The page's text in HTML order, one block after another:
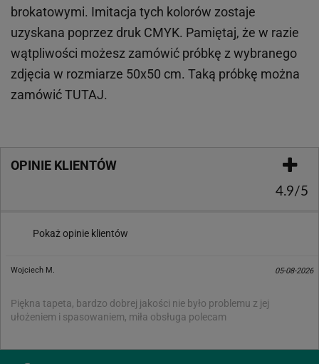
brokatowymi. Imitacja tych kolorów zostaje
uzyskana poprzez druk CMYK. Pamiętaj, że w razie
wątpliwości możesz zamówić próbkę z wybranego
zdjęcia w rozmiarze 50x50 cm. Taką próbkę można
zamówićTUTAJ.
OPINIE KLIENTÓW
4.9/5
Pokaż opinie klientów
Wojciech M. 05-08-2026
Piękna tapeta, bardzo dobrej jakości nie było problemu z jej
ułożeniem i spasowaniem, miła obsługa polecam